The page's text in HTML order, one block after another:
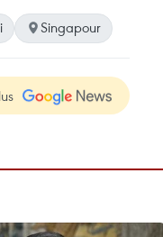
Singapour